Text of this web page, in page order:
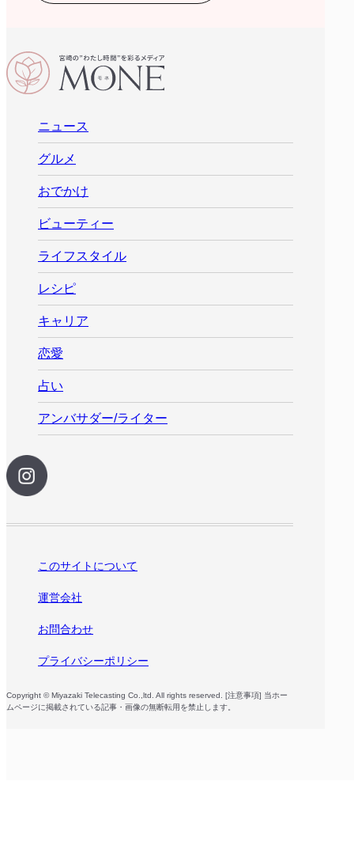
ニュース
グルメ
おでかけ
ビューティー
ライフスタイル
レシピ
キャリア
恋愛
占い
アンバサダー/ライター
このサイトについて
運営会社
お問合わせ
プライバシーポリシー
Copyright © Miyazaki Telecasting Co.,ltd. All rights reserved. [注意事項] 当ホー
ムページに掲載されている記事・画像の無断転用を禁止します。